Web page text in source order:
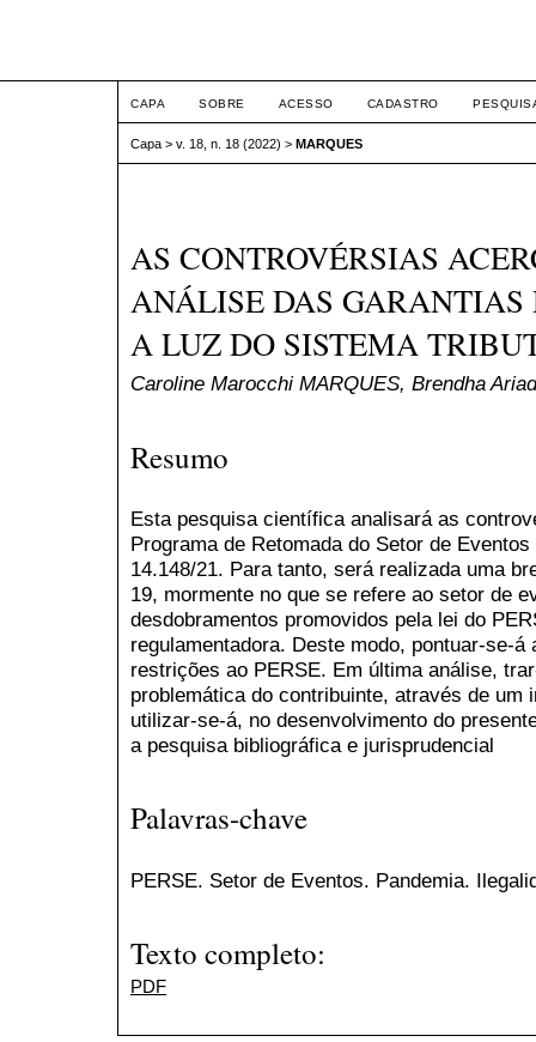
CAPA SOBRE ACESSO CADASTRO
Capa > v. 18, n. 18 (2022) > MARQUES
AS CONTROVÉRSIAS
ANÁLISE DAS
A LUZ DO SISTEMA
Caroline Marocchi MARQUES, Brendha
Resumo
Esta pesquisa científica analisará as
Programa de Retomada do Setor de
14.148/21. Para tanto, será realizada uma
19, mormente no que se refere ao setor de
desdobramentos promovidos pela lei do
regulamentadora. Deste modo, pontuar-se-
restrições ao PERSE. Em última análise,
problemática do contribuinte, através de
utilizar-se-á, no desenvolvimento do
a pesquisa bibliográfica e jurisprudencial
Palavras-chave
PERSE. Setor de Eventos. Pandemia.
Texto completo:
PDF